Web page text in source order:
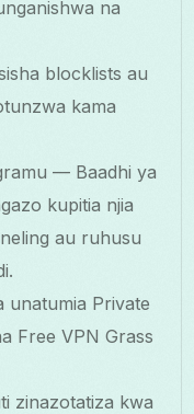
na
blocklists au
kama
— Baadhi ya
kupitia njia
au ruhusu
Private
Free VPN Grass
zinazotatiza kwa